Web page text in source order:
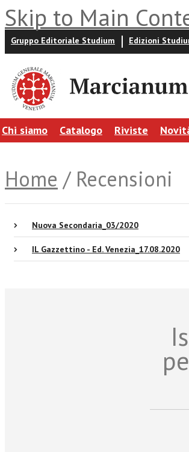
Skip to Main
Gruppo Editoriale Studium Edizioni
Chi siamo Catalogo Riviste
Home / Recensioni
Nuova Secondaria_03/2020
IL Gazzettino - Ed. Venezia_17.08.2020